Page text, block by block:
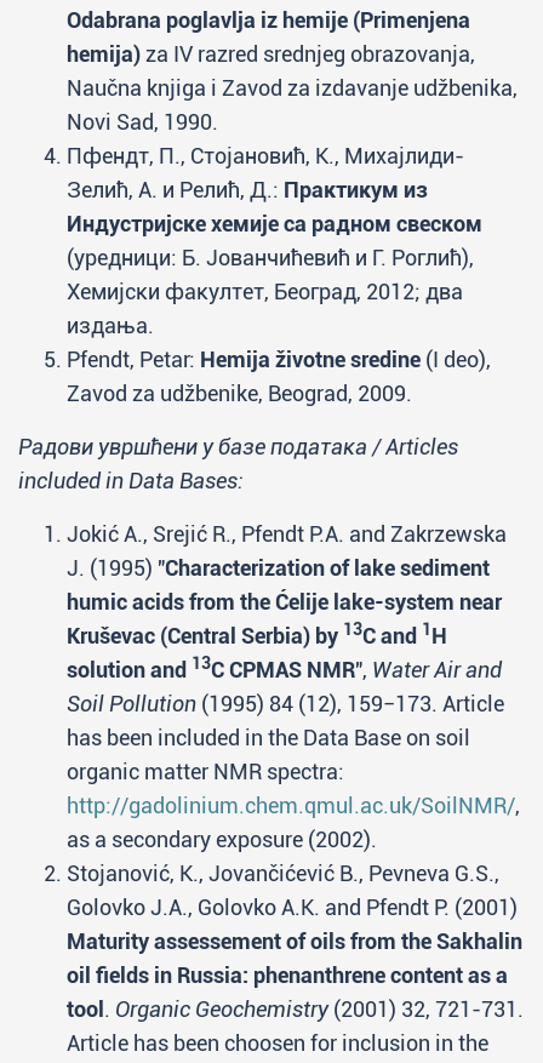
Odabrana poglavlja iz hemije (Primenjena
hemija) za IV razred srednjeg obrazovanja,
Naučna knjiga i Zavod za izdavanje udžbenika,
Novi Sad, 1990.
Пфендт, П., Стојановић, К., Михајлиди-
Зелић, А. и Релић, Д.: Практикум из
Индустријске хемије са радном свеском
(уредници: Б. Јованчићевић и Г. Роглић),
Хемијски факултет, Београд, 2012; два
издања.
Pfendt, Petar: Hemija životne sredine (I deo),
Zavod za udžbenike, Beograd, 2009.
Радови увршћени у базe података / Articles
included in Data Bases:
Jokić A., Srejić R., Pfendt P.A. and Zakrzewska
J. (1995) "Characterization of lake sediment
humic acids from the Ćelije lake-system near
Kruševac (Central Serbia) by 13C and 1H
solution and 13C CPMAS NMR", Water Air and
Soil Pollution (1995) 84 (12), 159−173. Article
has been included in the Data Base on soil
organic matter NMR spectra:
http://gadolinium.chem.qmul.ac.uk/SoilNMR/,
as a secondary exposure (2002).
Stojanović, K., Jovančićević B., Pevneva G.S.,
Golovko J.A., Golovko A.K. and Pfendt P. (2001)
Maturity assessement of oils from the Sakhalin
oil fields in Russia: phenanthrene content as a
tool . Organic Geochemistry(2001) 32, 721-731.
Article has been choosen for inclusion in the